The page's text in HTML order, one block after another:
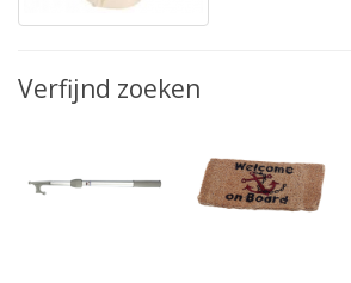
Verfijnd zoeken